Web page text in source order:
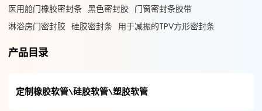
医用舱门橡胶密封条 黑色密封胶 门窗密封条胶带
淋浴房门密封胶 硅胶密封条 用于减振的TPV方形密封条
产品目录
定制橡胶软管\硅胶软管\塑胶软管